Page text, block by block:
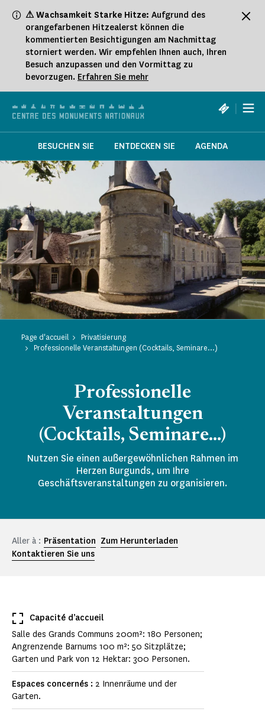
⚠ Wachsamkeit Starke Hitze: Aufgrund des
orangefarbenen Hitzealerst können die
kommentierten Besichtigungen am Nachmittag
storniert werden. Wir empfehlen Ihnen auch, Ihren
Besuch anzupassen und den Vormittag zu
bevorzugen. Erfahren Sie mehr
|
BESUCHEN SIE ENTDECKEN SIE AGENDA
Page d'accueil
Privatisierung
Professionelle Veranstaltungen (Cocktails, Seminare...)
Professionelle
Veranstaltungen
(Cocktails, Seminare...)
Nutzen Sie einen außergewöhnlichen Rahmen im
Herzen Burgunds, um Ihre
Geschäftsveranstaltungen zu organisieren.
Aller à : Präsentation Zum Herunterladen
Kontaktieren Sie uns
Capacité d’accueil
Salle des Grands Communs 200m²: 180 Personen;
Angrenzende Barnums 100 m²: 50 Sitzplätze;
Garten und Park von 12 Hektar: 300 Personen.
Espaces concernés : 2 Innenräume und der
Garten.